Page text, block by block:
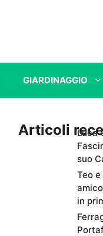
GIARDINAGGIO
Articoli
Luca
suo
Teo
in